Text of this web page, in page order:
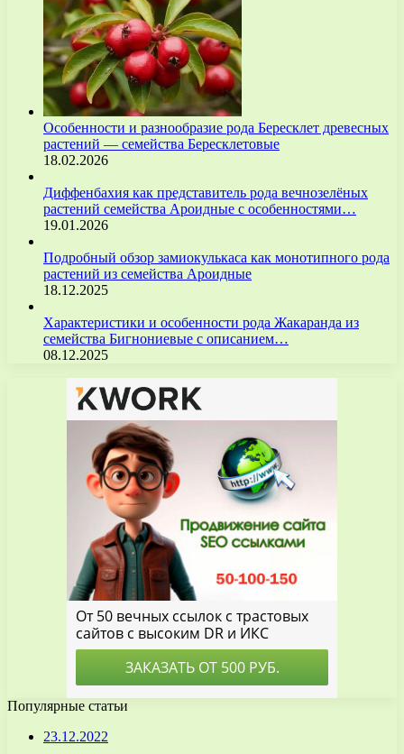
Особенности и разнообразие рода Бересклет древесных
растений — семейства Бересклетовые
18.02.2026
Диффенбахия как представитель рода вечнозелёных
растений семейства Ароидные с особенностями…
19.01.2026
Подробный обзор замиокулькаса как монотипного рода
растений из семейства Ароидные
18.12.2025
Характеристики и особенности рода Жакаранда из
семейства Бигнониевые с описанием…
08.12.2025
Популярные статьи
23.12.2022